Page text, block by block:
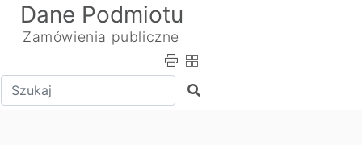
Dane Podmiotu
Zamówienia publiczne
Wpisz tekst do wyszukania Szukaj